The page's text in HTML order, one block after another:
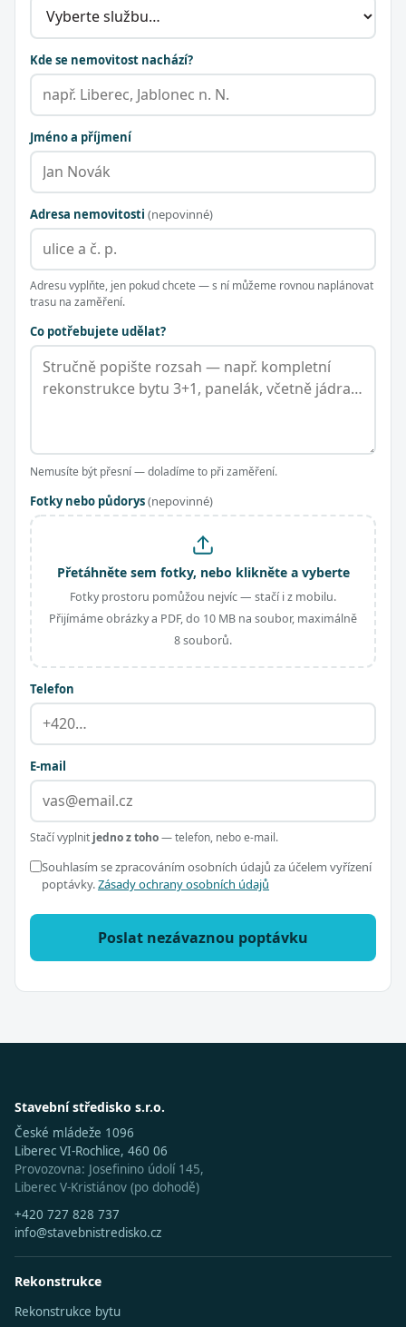
Kde se nemovitost nachází?
Jméno a příjmení
Adresa nemovitosti (nepovinné)
Adresu vyplňte, jen pokud chcete — s ní můžeme rovnou naplánovat
trasu na zaměření.
Co potřebujete udělat?
Nemusíte být přesní — doladíme to při zaměření.
Fotky nebo půdorys(nepovinné)
Přetáhněte sem fotky, nebo klikněte a vyberte
Fotky prostoru pomůžou nejvíc — stačí i z mobilu.
Přijímáme obrázky a PDF, do 10 MB na soubor, maximálně
8 souborů.
Telefon
E-mail
Stačí vyplnit jedno z toho— telefon, nebo e-mail.
Souhlasím se zpracováním osobních údajů za účelem vyřízení
poptávky.Zásady ochrany osobních údajů
Poslat nezávaznou poptávku
Stavební středisko s.r.o.
České mládeže 1096
Liberec VI-Rochlice, 460 06
Provozovna: Josefinino údolí 145,
Liberec V-Kristiánov (po dohodě)
+420 727 828 737
info@stavebnistredisko.cz
Rekonstrukce
Rekonstrukce bytu